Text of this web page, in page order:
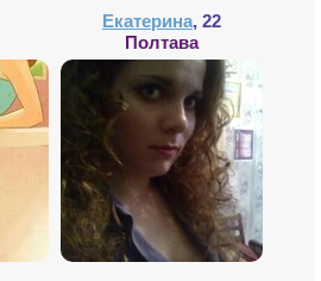
Екатерина, 22
Полтава